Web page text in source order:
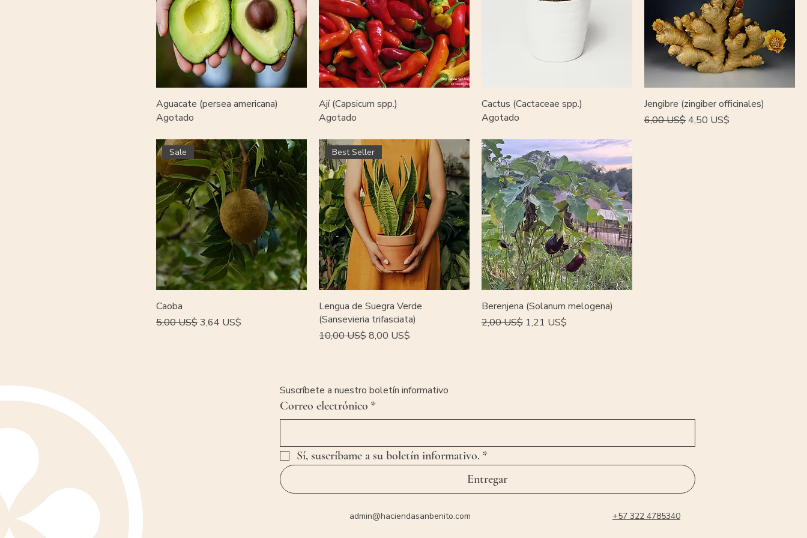
Aguacate (persea americana)
Agotado
Ají (Capsicum spp.)
Agotado
Cactus (Cactaceae spp.)
Agotado
Jengibre (zingiber officinales)
Precio
6,00 US$Precio de oferta
4,50 US$
Sale
Caoba
Precio
5,00 US$Precio de oferta
3,64 US$
Best Seller
Lengua de Suegra Verde
(Sansevieria trifasciata)
Precio
10,00 US$Precio de oferta
8,00 US$
Berenjena (Solanum melogena)
Precio
2,00 US$ Precio de oferta
1,21 US$
Suscríbete a nuestro boletín informativo
Correo electrónico *
Sí, suscríbame a su boletín informativo. *
Entregar
admin@haciendasanbenito.com +57 322 4785340